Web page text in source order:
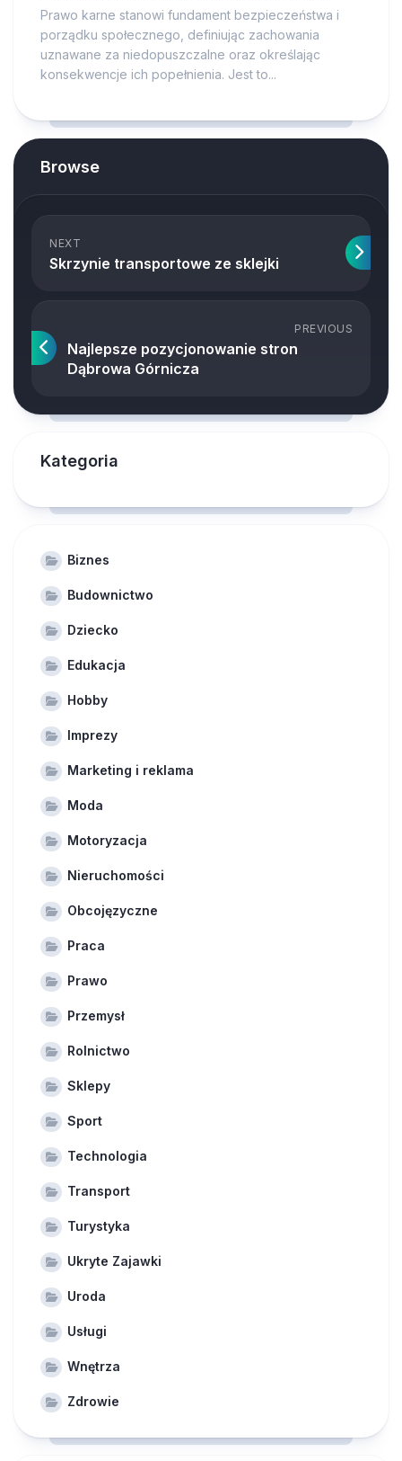
Prawo karne stanowi fundament bezpieczeństwa i
porządku społecznego, definiując zachowania
uznawane za niedopuszczalne oraz określając
konsekwencje ich popełnienia. Jest to...
Browse
NEXT
Skrzynie transportowe ze sklejki
PREVIOUS
Najlepsze pozycjonowanie stron
Dąbrowa Górnicza
Kategoria
Biznes
Budownictwo
Dziecko
Edukacja
Hobby
Imprezy
Marketing i reklama
Moda
Motoryzacja
Nieruchomości
Obcojęzyczne
Praca
Prawo
Przemysł
Rolnictwo
Sklepy
Sport
Technologia
Transport
Turystyka
Ukryte Zajawki
Uroda
Usługi
Wnętrza
Zdrowie